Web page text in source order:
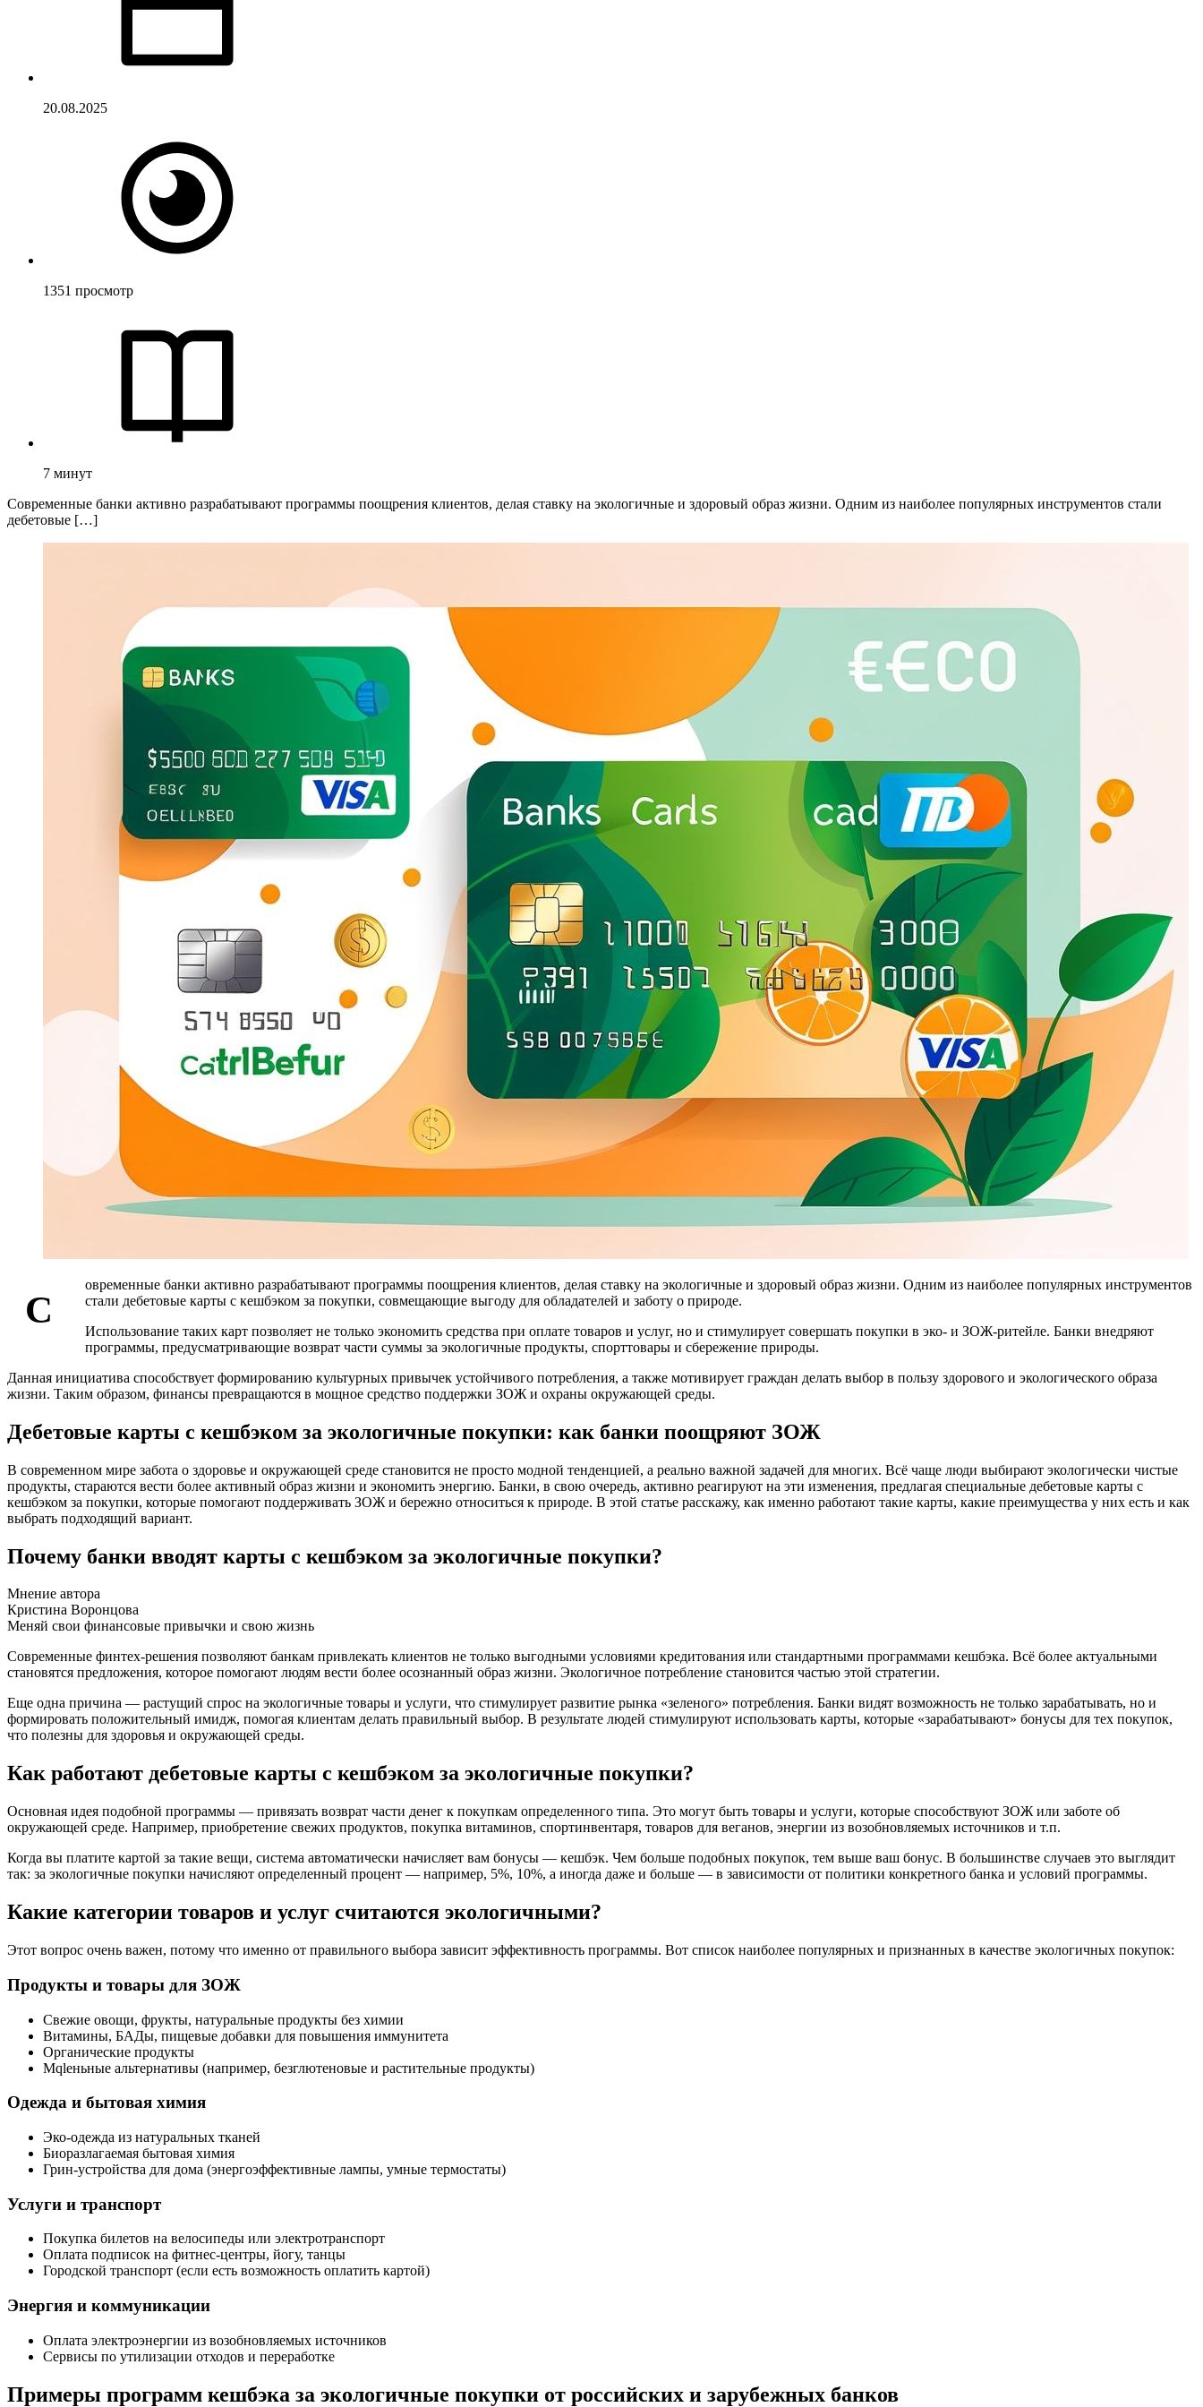
20.08.2025
1351 просмотр
7 минут
Современные банки активно разрабатывают программы поощрения клиентов, делая ставку на экологичные и здоровый образ жизни. Одним из наиболее популярных инструментов стали
дебетовые […]
С
овременные банки активно разрабатывают программы поощрения клиентов, делая ставку на экологичные и здоровый образ жизни. Одним из наиболее популярных инструментов
стали дебетовые карты с кешбэком за покупки, совмещающие выгоду для обладателей и заботу о природе.
Использование таких карт позволяет не только экономить средства при оплате товаров и услуг, но и стимулирует совершать покупки в эко- и ЗОЖ-ритейле. Банки внедряют
программы, предусматривающие возврат части суммы за экологичные продукты, спорттовары и сбережение природы.
Данная инициатива способствует формированию культурных привычек устойчивого потребления, а также мотивирует граждан делать выбор в пользу здорового и экологического образа
жизни. Таким образом, финансы превращаются в мощное средство поддержки ЗОЖ и охраны окружающей среды.
Дебетовые карты с кешбэком за экологичные покупки: как банки поощряют ЗОЖ
В современном мире забота о здоровье и окружающей среде становится не просто модной тенденцией, а реально важной задачей для многих. Всё чаще люди выбирают экологически чистые
продукты, стараются вести более активный образ жизни и экономить энергию. Банки, в свою очередь, активно реагируют на эти изменения, предлагая специальные дебетовые карты с
кешбэком за покупки, которые помогают поддерживать ЗОЖ и бережно относиться к природе. В этой статье расскажу, как именно работают такие карты, какие преимущества у них есть и как
выбрать подходящий вариант.
Почему банки вводят карты с кешбэком за экологичные покупки?
Мнение автора
Кристина Воронцова
Меняй свои финансовые привычки и свою жизнь
Современные финтех-решения позволяют банкам привлекать клиентов не только выгодными условиями кредитования или стандартными программами кешбэка. Всё более актуальными
становятся предложения, которое помогают людям вести более осознанный образ жизни. Экологичное потребление становится частью этой стратегии.
Еще одна причина — растущий спрос на экологичные товары и услуги, что стимулирует развитие рынка «зеленого» потребления. Банки видят возможность не только зарабатывать, но и
формировать положительный имидж, помогая клиентам делать правильный выбор. В результате людей стимулируют использовать карты, которые «зарабатывают» бонусы для тех покупок,
что полезны для здоровья и окружающей среды.
Как работают дебетовые карты с кешбэком за экологичные покупки?
Основная идея подобной программы — привязать возврат части денег к покупкам определенного типа. Это могут быть товары и услуги, которые способствуют ЗОЖ или заботе об
окружающей среде. Например, приобретение свежих продуктов, покупка витаминов, спортинвентаря, товаров для веганов, энергии из возобновляемых источников и т.п.
Когда вы платите картой за такие вещи, система автоматически начисляет вам бонусы — кешбэк. Чем больше подобных покупок, тем выше ваш бонус. В большинстве случаев это выглядит
так: за экологичные покупки начисляют определенный процент — например, 5%, 10%, а иногда даже и больше — в зависимости от политики конкретного банка и условий программы.
Какие категории товаров и услуг считаются экологичными?
Этот вопрос очень важен, потому что именно от правильного выбора зависит эффективность программы. Вот список наиболее популярных и признанных в качестве экологичных покупок:
Продукты и товары для ЗОЖ
Свежие овощи, фрукты, натуральные продукты без химии
Витамины, БАДы, пищевые добавки для повышения иммунитета
Органические продукты
Мqlеньные альтернативы (например, безглютеновые и растительные продукты)
Одежда и бытовая химия
Эко-одежда из натуральных тканей
Биоразлагаемая бытовая химия
Грин-устройства для дома (энергоэффективные лампы, умные термостаты)
Услуги и транспорт
Покупка билетов на велосипеды или электротранспорт
Оплата подписок на фитнес-центры, йогу, танцы
Городской транспорт (если есть возможность оплатить картой)
Энергия и коммуникации
Оплата электроэнергии из возобновляемых источников
Сервисы по утилизации отходов и переработке
Примеры программ кешбэка за экологичные покупки от российских и зарубежных банков